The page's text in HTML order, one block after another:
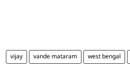
vijay vande mataram west bengal